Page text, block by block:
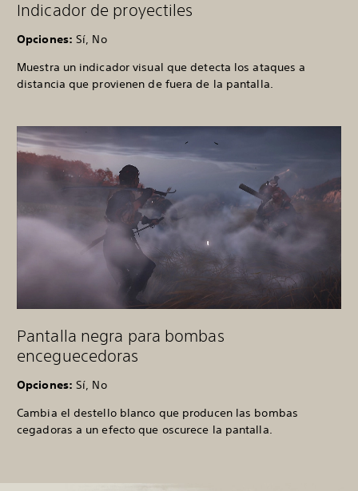
Indicador de proyectiles
Opciones: Sí, No
Muestra un indicador visual que detecta los ataques a
distancia que provienen de fuera de la pantalla.
Pantalla negra para bombas
enceguecedoras
Opciones: Sí, No
Cambia el destello blanco que producen las bombas
cegadoras a un efecto que oscurece la pantalla.